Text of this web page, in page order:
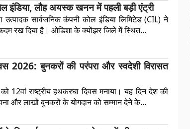
इंडिया, लौह अयस्क खनन में पहली बड़ी एंट्री
सार्वजनिक कंपनी कोल इंडिया लिमिटेड (CIL) ने
रख दिया है। ओडिशा के क्योंझर जिले में स्थित...
2026: बुनकरों की परंपरा और स्वदेशी विरासत
12वां राष्ट्रीय हथकरघा दिवस मनाया। यह दिन देश की
और लाखों बुनकरों के योगदान को सम्मान देने के...